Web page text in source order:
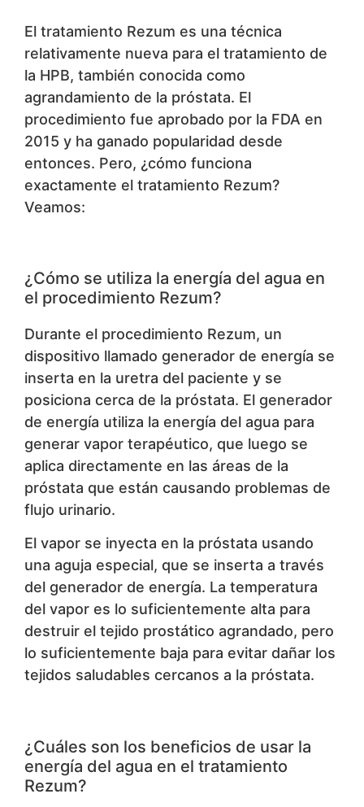
El tratamiento Rezum es una técnica
relativamente nueva para el tratamiento de
la HPB, también conocida como
agrandamiento de la próstata. El
procedimiento fue aprobado por la FDA en
2015 y ha ganado popularidad desde
entonces. Pero, ¿cómo funciona
exactamente el tratamiento Rezum?
Veamos:
¿Cómo se utiliza la energía del agua en
el procedimiento Rezum?
Durante el procedimiento Rezum, un
dispositivo llamado generador de energía se
inserta en la uretra del paciente y se
posiciona cerca de la próstata. El generador
de energía utiliza la energía del agua para
generar vapor terapéutico, que luego se
aplica directamente en las áreas de la
próstata que están causando problemas de
flujo urinario.
El vapor se inyecta en la próstata usando
una aguja especial, que se inserta a través
del generador de energía. La temperatura
del vapor es lo suficientemente alta para
destruir el tejido prostático agrandado, pero
lo suficientemente baja para evitar dañar los
tejidos saludables cercanos a la próstata.
¿Cuáles son los beneficios de usar la
energía del agua en el tratamiento
Rezum?